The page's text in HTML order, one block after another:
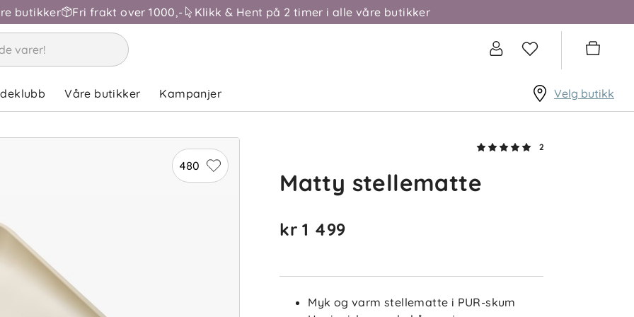
butikker Fri frakt over 1000,- Klikk & Hent på 2 timer i alle våre butikker
Våre butikker Kampanjer Velg butikk
480
2
Matty stellematte
kr 1 499
Myk og varm stellematte i PUR-skum